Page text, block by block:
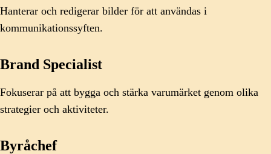
Hanterar och redigerar bilder för att användas i
kommunikationssyften.
Brand Specialist
Fokuserar på att bygga och stärka varumärket genom olika
strategier och aktiviteter.
Byråchef